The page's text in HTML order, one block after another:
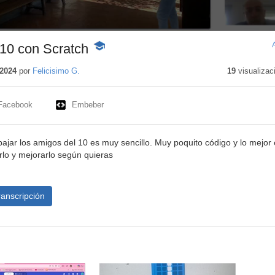
con Scratch
-
por Felicisimo G. 19
Embeber
los amigos del 10 es muy sencillo. Muy poquito código y lo mejor
y mejorarlo según quieras